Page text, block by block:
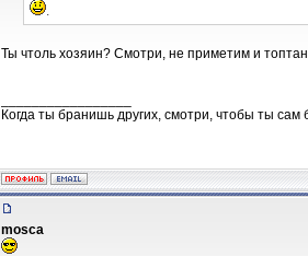
.
Ты чтоль хозяин? Смотри, не приметим и
Когда ты бранишь других, смотри, чтобы ты сам
mosca